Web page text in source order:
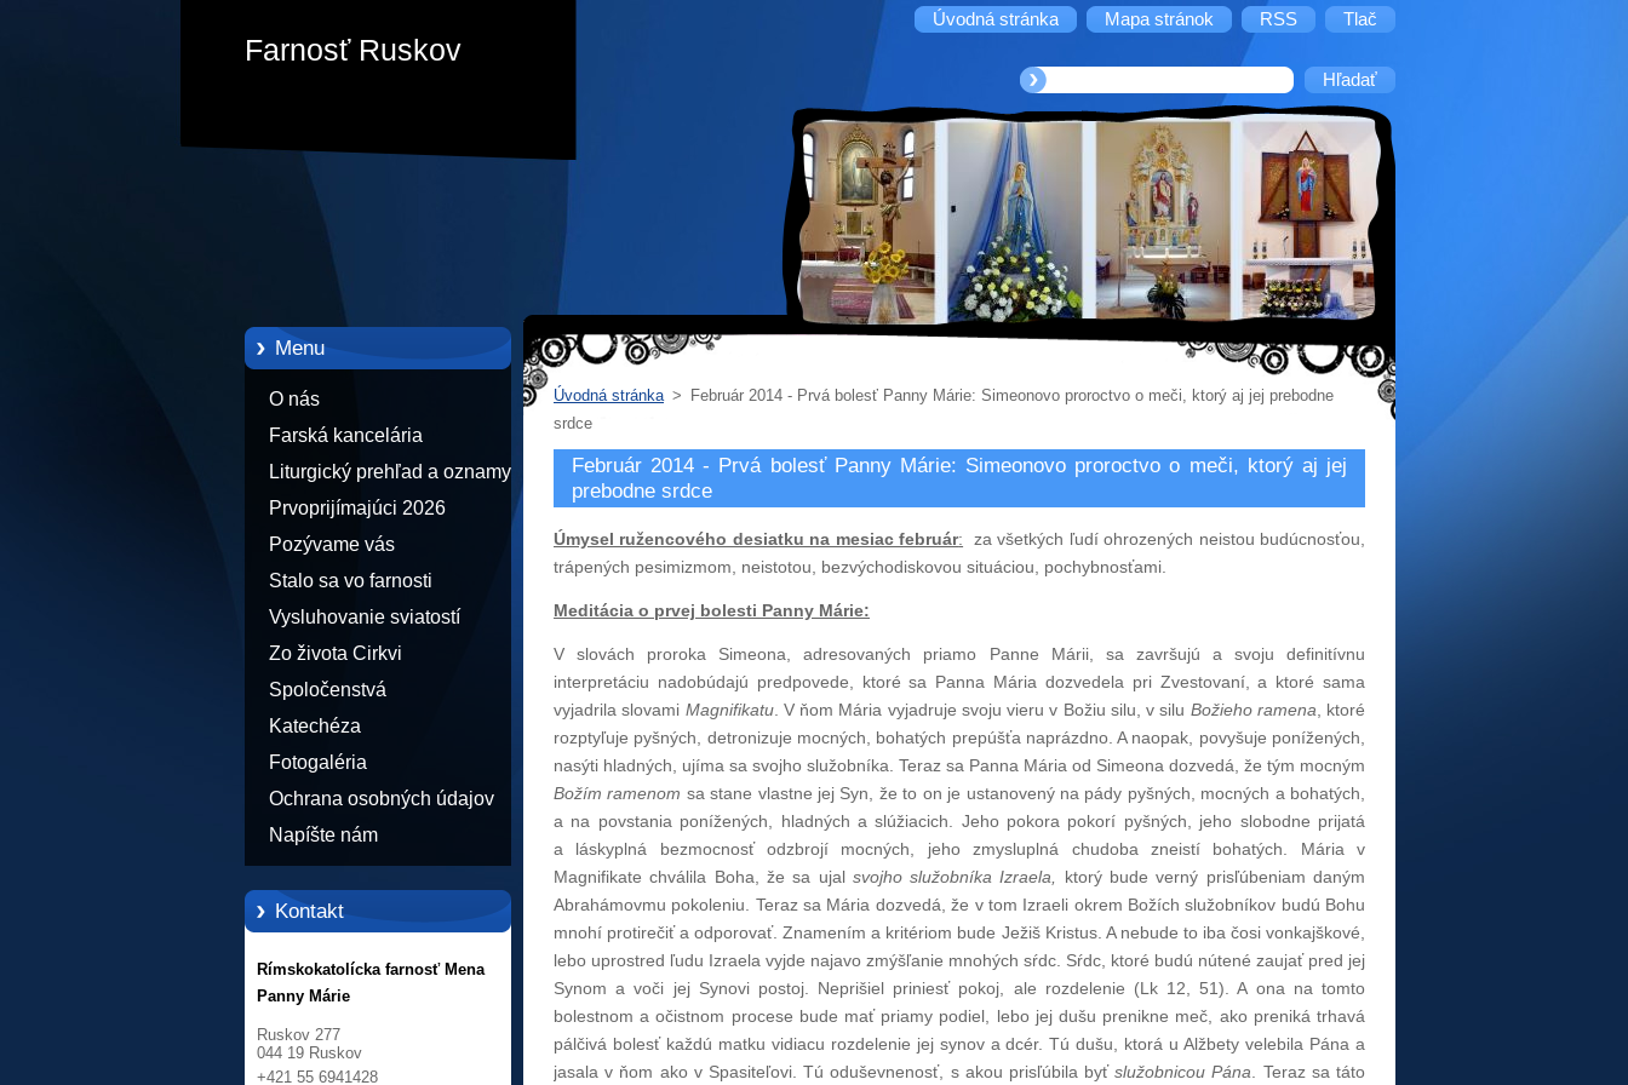
Úvodná stránka Mapa stránok RSS Tlač
Farnosť Ruskov
Menu
O nás
Farská kancelária
Liturgický prehľad a oznamy
Prvoprijímajúci 2026
Pozývame vás
Stalo sa vo farnosti
Vysluhovanie sviatostí
Zo života Cirkvi
Spoločenstvá
Katechéza
Fotogaléria
Ochrana osobných údajov
Napíšte nám
Kontakt
Rímskokatolícka farnosť Mena
Panny Márie
Ruskov 277
044 19 Ruskov
+421 55 6941428
Úvodná stránka >
Február 2014 - Prvá bolesť Panny Márie: Simeonovo proroctvo o meči, ktorý aj jej prebodne
srdce
Február 2014 - Prvá bolesť Panny Márie: Simeonovo proroctvo o meči, ktorý aj jej
prebodne srdce
Úmysel ružencového desiatku na mesiac február: za všetkých ľudí ohrozených neistou budúcnosťou,
trápených pesimizmom, neistotou, bezvýchodiskovou situáciou, pochybnosťami.
Meditácia o prvej bolesti Panny Márie:
V slovách proroka Simeona, adresovaných priamo Panne Márii, sa završujú a svoju definitívnu
interpretáciu nadobúdajú predpovede, ktoré sa Panna Mária dozvedela pri Zvestovaní, a ktoré sama
vyjadrila slovami Magnifikatu. V ňom Mária vyjadruje svoju vieru v Božiu silu, v silu Božieho ramena, ktoré
rozptyľuje pyšných, detronizuje mocných, bohatých prepúšťa naprázdno. A naopak, povyšuje ponížených,
nasýti hladných, ujíma sa svojho služobníka. Teraz sa Panna Mária od Simeona dozvedá, že tým mocným
Božím ramenom sa stane vlastne jej Syn, že to on je ustanovený na pády pyšných, mocných a bohatých,
a na povstania ponížených, hladných a slúžiacich. Jeho pokora pokorí pyšných, jeho slobodne prijatá
a láskyplná bezmocnosť odzbrojí mocných, jeho zmysluplná chudoba zneistí bohatých. Mária v
Magnifikate chválila Boha, že sa ujal svojho služobníka Izraela, ktorý bude verný prisľúbeniam daným
Abrahámovmu pokoleniu. Teraz sa Mária dozvedá, že v tom Izraeli okrem Božích služobníkov budú Bohu
mnohí protirečiť a odporovať. Znamením a kritériom bude Ježiš Kristus. A nebude to iba čosi vonkajškové,
lebo uprostred ľudu Izraela vyjde najavo zmýšľanie mnohých sŕdc. Sŕdc, ktoré budú nútené zaujať pred jej
Synom a voči jej Synovi postoj. Neprišiel priniesť pokoj, ale rozdelenie (Lk 12, 51). A ona na tomto
bolestnom a očistnom procese bude mať priamy podiel, lebo jej dušu prenikne meč, ako preniká trhavá
pálčivá bolesť každú matku vidiacu rozdelenie jej synov a dcér. Tú dušu, ktorá u Alžbety velebila Pána a
jasala v ňom ako v Spasiteľovi. Tú oduševnenosť, s akou prisľúbila byťslužobnicou Pána. Teraz sa táto